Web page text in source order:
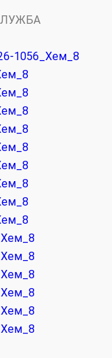
1056_Хем_8